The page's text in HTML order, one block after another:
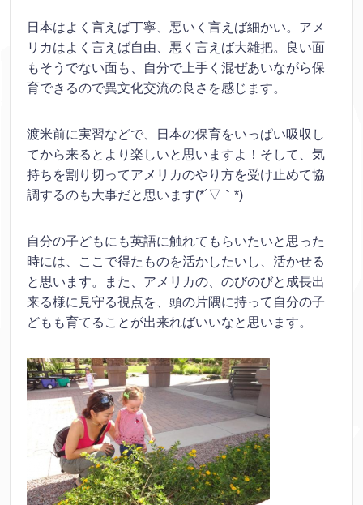
日本はよく言えば丁寧、悪いく言えば細かい。アメ
リカはよく言えば自由、悪く言えば大雑把。良い面
もそうでない面も、自分で上手く混ぜあいながら保
育できるので異文化交流の良さを感じます。
渡米前に実習などで、日本の保育をいっぱい吸収し
てから来るとより楽しいと思いますよ！そして、気
持ちを割り切ってアメリカのやり方を受け止めて協
調するのも大事だと思います(*´▽｀*)
自分の子どもにも英語に触れてもらいたいと思った
時には、ここで得たものを活かしたいし、活かせる
と思います。また、アメリカの、のびのびと成長出
来る様に見守る視点を、頭の片隅に持って自分の子
どもも育てることが出来ればいいなと思います。